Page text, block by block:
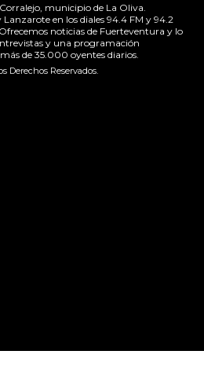
municipio de La Oliva.
en los diales 94.4 FM y 94.2
noticias de Fuerteventura y lo
y una programación
de 35.000 oyentes diarios.
Derechos Reservados.